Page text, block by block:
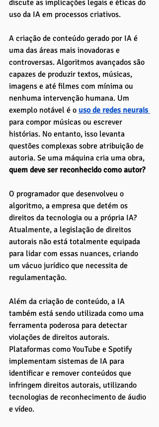
discute as implicações legais e éticas do
uso da IA em processos criativos.
A criação de conteúdo gerado por IA é
uma das áreas mais inovadoras e
controversas. Algoritmos avançados são
capazes de produzir textos, músicas,
imagens e até filmes com mínima ou
nenhuma intervenção humana. Um
exemplo notável é o uso de redes neurais
para compor músicas ou escrever
histórias. No entanto, isso levanta
questões complexas sobre atribuição de
autoria. Se uma máquina cria uma obra,
quem deve ser reconhecido como autor?
O programador que desenvolveu o
algoritmo, a empresa que detém os
direitos da tecnologia ou a própria IA?
Atualmente, a legislação de direitos
autorais não está totalmente equipada
para lidar com essas nuances, criando
um vácuo jurídico que necessita de
regulamentação.
Além da criação de conteúdo, a IA
também está sendo utilizada como uma
ferramenta poderosa para detectar
violações de direitos autorais.
Plataformas como YouTube e Spotify
implementam sistemas de IA para
identificar e remover conteúdos que
infringem direitos autorais, utilizando
tecnologias de reconhecimento de áudio
e vídeo.